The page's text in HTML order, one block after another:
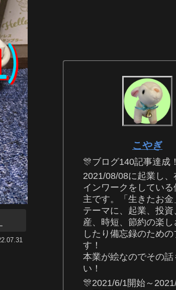
こやぎ
🎊ブログ140記事達成
2021/08/08に起業し
インワークをしている
主です。「生きたお金
テーマに、起業、投資
産、時短、節約の楽
したり備忘録のため
す！
本業が絵なのでその話
い！
🎊2021/6/1開始～